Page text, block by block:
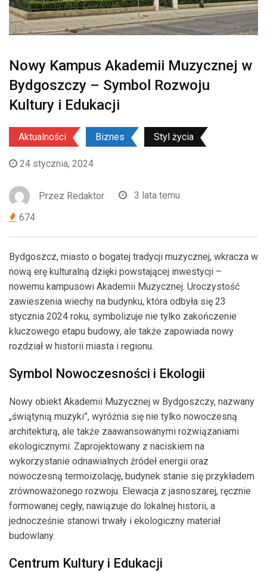
Nowy Kampus Akademii Muzycznej w
Bydgoszczy – Symbol Rozwoju
Kultury i Edukacji
Aktualności Biznes Styl życia
24 stycznia, 2024
Przez Redaktor
3 lata temu
674
Bydgoszcz, miasto o bogatej tradycji muzycznej, wkracza w
nową erę kulturalną dzięki powstającej inwestycji –
nowemu kampusowi Akademii Muzycznej. Uroczystość
zawieszenia wiechy na budynku, która odbyła się 23
stycznia 2024 roku, symbolizuje nie tylko zakończenie
kluczowego etapu budowy, ale także zapowiada nowy
rozdział w historii miasta i regionu.
Symbol Nowoczesności i Ekologii
Nowy obiekt Akademii Muzycznej w Bydgoszczy, nazwany
„świątynią muzyki”, wyróżnia się nie tylko nowoczesną
architekturą, ale także zaawansowanymi rozwiązaniami
ekologicznymi. Zaprojektowany z naciskiem na
wykorzystanie odnawialnych źródeł energii oraz
nowoczesną termoizolację, budynek stanie się przykładem
zrównoważonego rozwoju. Elewacja z jasnoszarej, ręcznie
formowanej cegły, nawiązuje do lokalnej historii, a
jednocześnie stanowi trwały i ekologiczny materiał
budowlany.
Centrum Kultury i Edukacji